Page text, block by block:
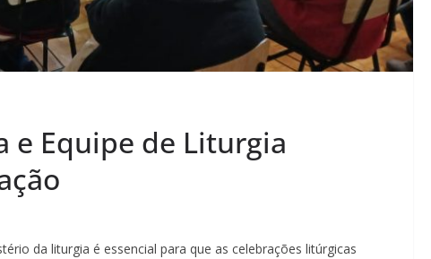
e Equipe de Liturgia
da liturgia é essencial para que as celebrações litúrgicas